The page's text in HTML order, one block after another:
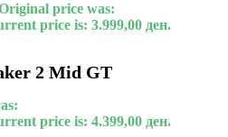
price was:
price is: 3.999,00 ден.
2 Mid GT
price is: 4.399,00 ден.